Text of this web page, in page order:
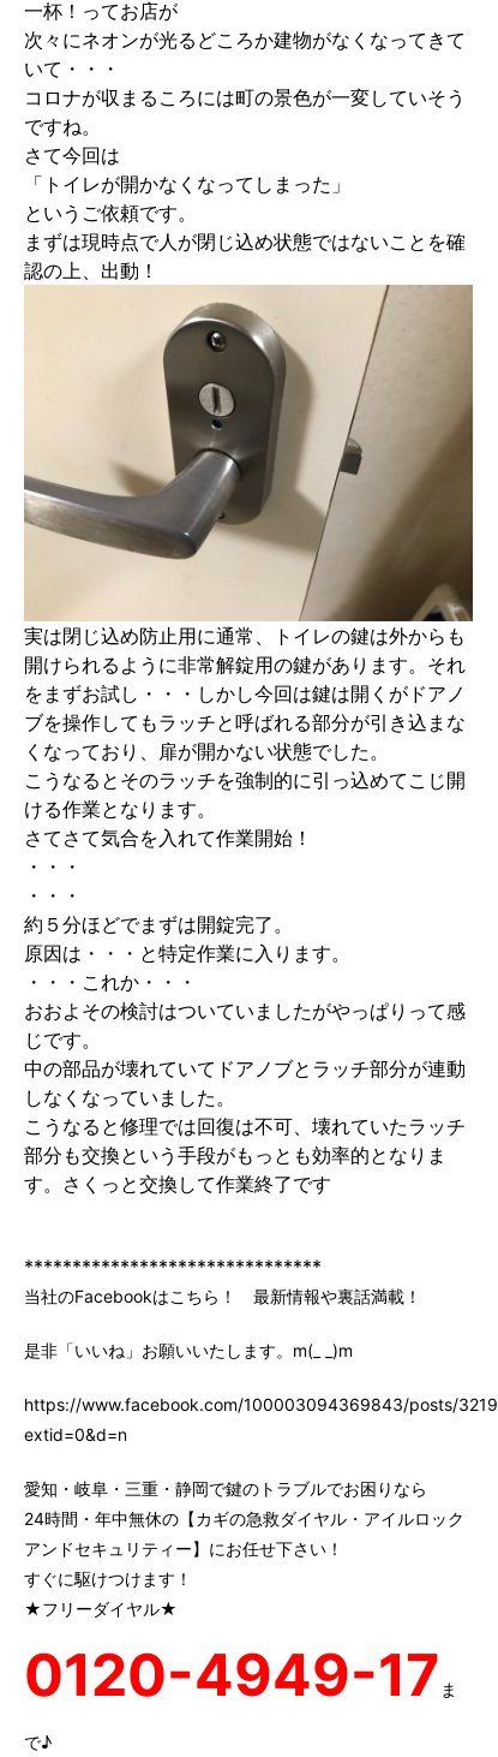
一杯！ってお店が
次々にネオンが光るどころか建物がなくなってきて
いて・・・
コロナが収まるころには町の景色が一変していそう
ですね。
さて今回は
「トイレが開かなくなってしまった」
というご依頼です。
まずは現時点で人が閉じ込め状態ではないことを確
認の上、出動！
実は閉じ込め防止用に通常、トイレの鍵は外からも
開けられるように非常解錠用の鍵があります。それ
をまずお試し・・・しかし今回は鍵は開くがドアノ
ブを操作してもラッチと呼ばれる部分が引き込まな
くなっており、扉が開かない状態でした。
こうなるとそのラッチを強制的に引っ込めてこじ開
ける作業となります。
さてさて気合を入れて作業開始！
・・・
・・・
約５分ほどでまずは開錠完了。
原因は・・・と特定作業に入ります。
・・・これか・・・
おおよその検討はついていましたがやっぱりって感
じです。
中の部品が壊れていてドアノブとラッチ部分が連動
しなくなっていました。
こうなると修理では回復は不可、壊れていたラッチ
部分も交換という手段がもっとも効率的となりま
す。さくっと交換して作業終了です
*******************************
当社のFacebookはこちら！ 最新情報や裏話満載！
是非「いいね」お願いいたします。m(_ _)m
https://www.facebook.com/100003094369843/posts/
extid=0&d=n
愛知・岐阜・三重・静岡で鍵のトラブルでお困りなら
24時間・年中無休の【カギの急救ダイヤル・アイルロック
アンドセキュリティー】にお任せ下さい！
すぐに駆けつけます！
★フリーダイヤル★
0120-4949-17 ま
で♪